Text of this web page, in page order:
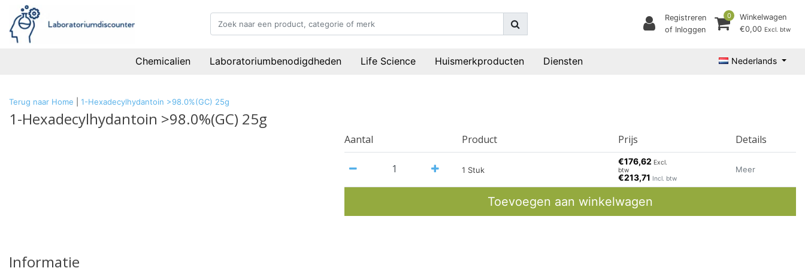
Registreren
of Inloggen
0
Winkelwagen
€0,00 Excl. btw
Chemicalien Laboratoriumbenodigdheden Life Science Huismerkproducten Diensten Nederlands
Terug naar Home 1-Hexadecylhydantoin >98.0%(GC) 25g
1-Hexadecylhydantoin >98.0%(GC) 25g
Aantal Product Prijs Details
1 Stuk
€176,62 Excl.
btw
€213,71 Incl. btw
Meer
Toevoegen aan winkelwagen
Informatie